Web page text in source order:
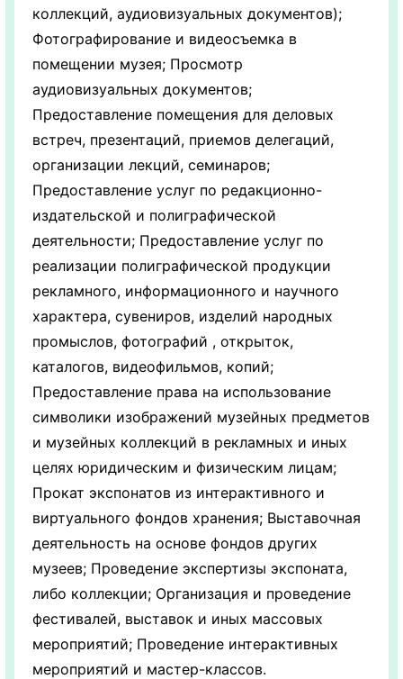
коллекций, аудиовизуальных документов);
Фотографирование и видеосъемка в
помещении музея; Просмотр
аудиовизуальных документов;
Предоставление помещения для деловых
встреч, презентаций, приемов делегаций,
организации лекций, семинаров;
Предоставление услуг по редакционно-
издательской и полиграфической
деятельности; Предоставление услуг по
реализации полиграфической продукции
рекламного, информационного и научного
характера, сувениров, изделий народных
промыслов, фотографий , открыток,
каталогов, видеофильмов, копий;
Предоставление права на использование
символики изображений музейных предметов
и музейных коллекций в рекламных и иных
целях юридическим и физическим лицам;
Прокат экспонатов из интерактивного и
виртуального фондов хранения; Выставочная
деятельность на основе фондов других
музеев; Проведение экспертизы экспоната,
либо коллекции; Организация и проведение
фестивалей, выставок и иных массовых
мероприятий; Проведение интерактивных
мероприятий и мастер-классов.